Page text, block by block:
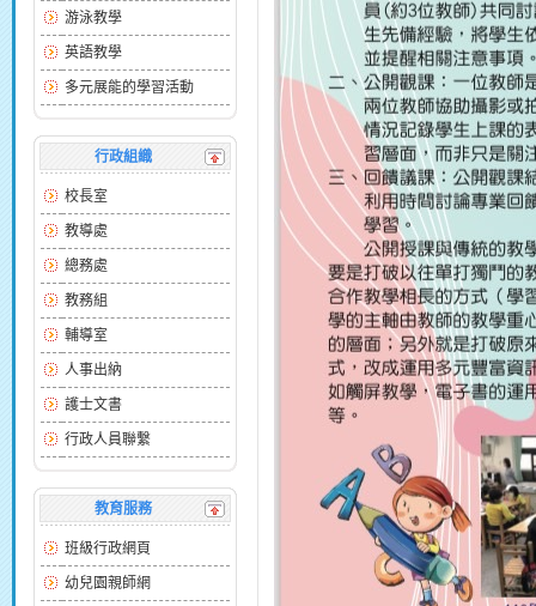
游泳教學
英語教學
多元展能的學習活動
行政組織
校長室
教導處
總務處
教務組
輔導室
人事出納
護士文書
行政人員聯繫
教育服務
班級行政網頁
幼兒園親師網